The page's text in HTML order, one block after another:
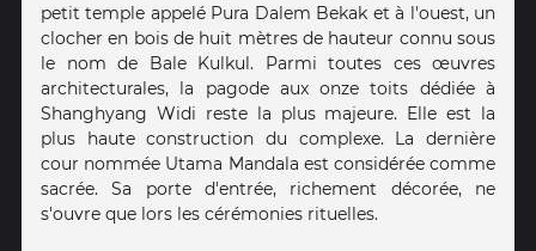
petit temple appelé Pura Dalem Bekak et à l'ouest, un
clocher en bois de huit mètres de hauteur connu sous
le nom de Bale Kulkul. Parmi toutes ces œuvres
architecturales, la pagode aux onze toits dédiée à
Shanghyang Widi reste la plus majeure. Elle est la
plus haute construction du complexe. La dernière
cour nommée Utama Mandala est considérée comme
sacrée. Sa porte d'entrée, richement décorée, ne
s'ouvre que lors les cérémonies rituelles.